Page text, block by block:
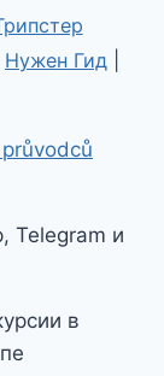
Нужен Гид
Telegram и
в